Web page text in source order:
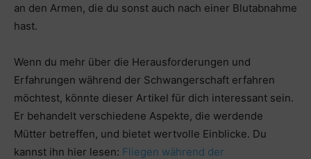
an den Armen, die du sonst auch nach einer Blutabnahme
hast.
Wenn du mehr über die Herausforderungen und
Erfahrungen während der Schwangerschaft erfahren
möchtest, könnte dieser Artikel für dich interessant sein.
Er behandelt verschiedene Aspekte, die werdende
Mütter betreffen, und bietet wertvolle Einblicke. Du
kannst ihn hier lesen: Fliegen während der